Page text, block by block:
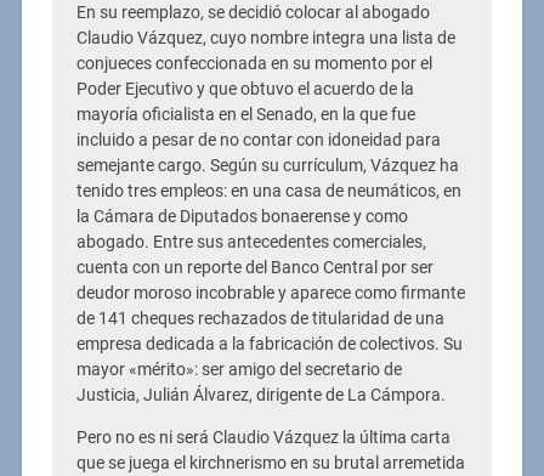
En su reemplazo, se decidió colocar al abogado
Claudio Vázquez, cuyo nombre integra una lista de
conjueces confeccionada en su momento por el
Poder Ejecutivo y que obtuvo el acuerdo de la
mayoría oficialista en el Senado, en la que fue
incluido a pesar de no contar con idoneidad para
semejante cargo. Según su currículum, Vázquez ha
tenido tres empleos: en una casa de neumáticos, en
la Cámara de Diputados bonaerense y como
abogado. Entre sus antecedentes comerciales,
cuenta con un reporte del Banco Central por ser
deudor moroso incobrable y aparece como firmante
de 141 cheques rechazados de titularidad de una
empresa dedicada a la fabricación de colectivos. Su
mayor «mérito»: ser amigo del secretario de
Justicia, Julián Álvarez, dirigente de La Cámpora.
Pero no es ni será Claudio Vázquez la última carta
que se juega el kirchnerismo en su brutal arremetida